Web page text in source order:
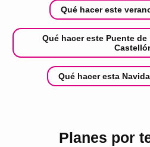
Qué hacer este
Qué hacer este Puente
Qué hacer esta
Planes por